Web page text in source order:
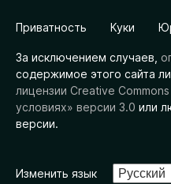
Приватность Куки
За исключением случаев,
содержимое этого сайта
лицензии Creative
условиях» версии 3.0 или
версии.
Изменить язык